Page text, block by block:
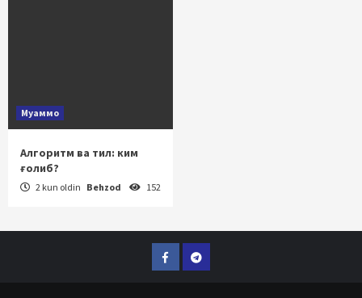
Муаммо
Алгоритм ва тил: ким
ғолиб?
2 kun oldin Behzod 152
FacebookTelegram